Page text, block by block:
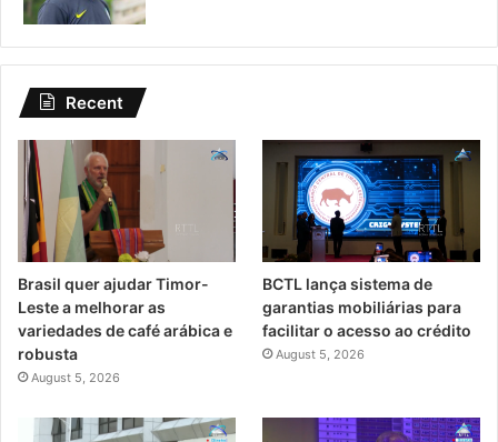
Recent
Brasil quer ajudar Timor-
Leste a melhorar as
variedades de café arábica e
robusta
August 5, 2026
BCTL lança sistema de
garantias mobiliárias para
facilitar o acesso ao crédito
August 5, 2026